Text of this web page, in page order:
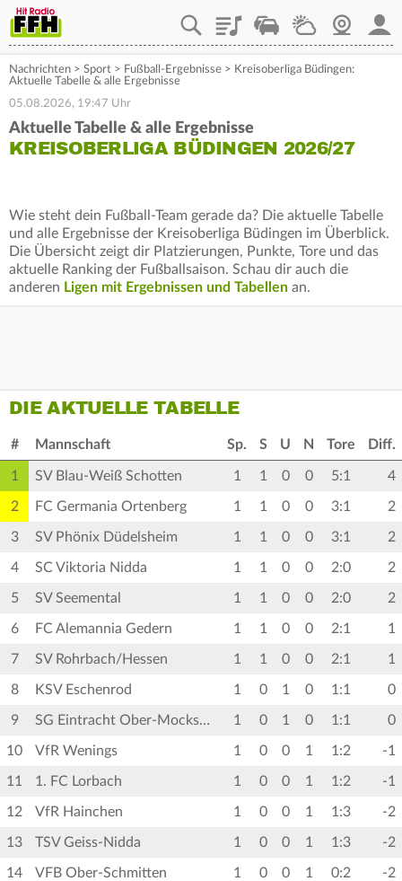
PlaylistStaupilotWetterWebcam
Nachrichten > Sport > Fußball-Ergebnisse > Kreisoberliga Büdingen:
Aktuelle Tabelle & alle Ergebnisse
05.08.2026, 19:47 Uhr
Aktuelle Tabelle & alle Ergebnisse
KREISOBERLIGA BÜDINGEN 2026/27
Wie steht dein Fußball-Team gerade da? Die aktuelle Tabelle
und alle Ergebnisse der Kreisoberliga Büdingen im Überblick.
Die Übersicht zeigt dir Platzierungen, Punkte, Tore und das
aktuelle Ranking der Fußballsaison. Schau dir auch die
anderen Ligen mit Ergebnissen und Tabellen an.
DIE AKTUELLE TABELLE
# Mannschaft Sp. S U N Tore Diff.
1 SV Blau-Weiß Schotten 1 1 0 0 5:1 4
2 FC Germania Ortenberg 1 1 0 0 3:1 2
3 SV Phönix Düdelsheim 1 1 0 0 3:1 2
4 SC Viktoria Nidda 1 1 0 0 2:0 2
5 SV Seemental 1 1 0 0 2:0 2
6 FC Alemannia Gedern 1 1 0 0 2:1 1
7 SV Rohrbach/Hessen 1 1 0 0 2:1 1
8 KSV Eschenrod 1 0 1 0 1:1 0
9 SG Eintracht Ober-Mockstadt 1 0 1 0 1:1 0
10 VfR Wenings 1 0 0 1 1:2 -1
11 1. FC Lorbach 1 0 0 1 1:2 -1
12 VfR Hainchen 1 0 0 1 1:3 -2
13 TSV Geiss-Nidda 1 0 0 1 1:3 -2
14 VFB Ober-Schmitten 1 0 0 1 0:2 -2